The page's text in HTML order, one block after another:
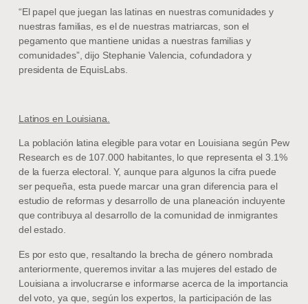
“El papel que juegan las latinas en nuestras comunidades y
nuestras familias, es el de nuestras matriarcas, son el
pegamento que mantiene unidas a nuestras familias y
comunidades”, dijo Stephanie Valencia, cofundadora y
presidenta de EquisLabs.
Latinos en Louisiana.
La población latina elegible para votar en Louisiana según Pew
Research es de 107.000 habitantes, lo que representa el 3.1%
de la fuerza electoral. Y, aunque para algunos la cifra puede
ser pequeña, esta puede marcar una gran diferencia para el
estudio de reformas y desarrollo de una planeación incluyente
que contribuya al desarrollo de la comunidad de inmigrantes
del estado.
Es por esto que, resaltando la brecha de género nombrada
anteriormente, queremos invitar a las mujeres del estado de
Louisiana a involucrarse e informarse acerca de la importancia
del voto, ya que, según los expertos, la participación de las